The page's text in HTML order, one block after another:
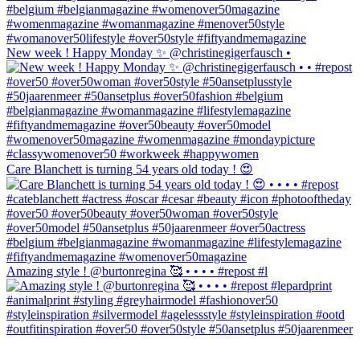
New week ! Happy Monday ✨ @christinegigerfausch •
Care Blanchett is turning 54 years old today ! 😍
Amazing style ! @burtonregina 🥰 • • • • #repost #l